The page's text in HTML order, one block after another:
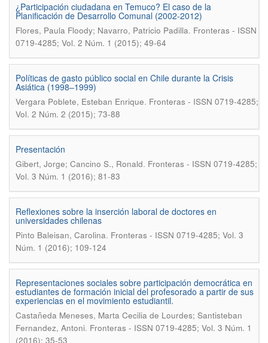
¿Participación ciudadana en Temuco? El caso de la
Planificación de Desarrollo Comunal (2002-2012)
Flores, Paula Floody; Navarro, Patricio Padilla. Fronteras - ISSN
0719-4285; Vol. 2 Núm. 1 (2015); 49-64
Políticas de gasto público social en Chile durante la Crisis
Asiática (1998–1999)
Vergara Poblete, Esteban Enrique. Fronteras - ISSN 0719-4285;
Vol. 2 Núm. 2 (2015); 73-88
Presentación
Gibert, Jorge; Cancino S., Ronald. Fronteras - ISSN 0719-4285;
Vol. 3 Núm. 1 (2016); 81-83
Reflexiones sobre la inserción laboral de doctores en
universidades chilenas
Pinto Baleisan, Carolina. Fronteras - ISSN 0719-4285; Vol. 3
Núm. 1 (2016); 109-124
Representaciones sociales sobre participación democrática en
estudiantes de formación inicial del profesorado a partir de sus
experiencias en el movimiento estudiantil.
Castañeda Meneses, Marta Cecilia de Lourdes; Santisteban
Fernandez, Antoni. Fronteras - ISSN 0719-4285; Vol. 3 Núm. 1
(2016); 35-53